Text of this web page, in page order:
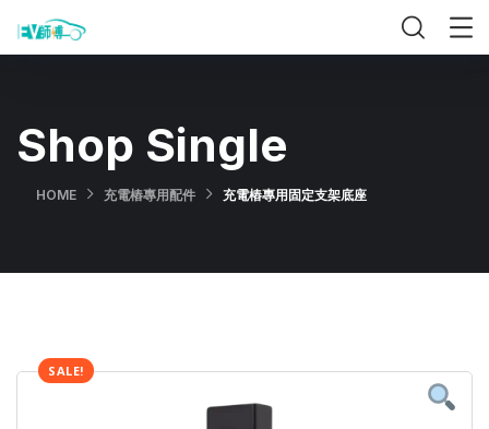
Shop Single
HOME 充電樁專用配件 充電樁專用固定支架底座
SALE!